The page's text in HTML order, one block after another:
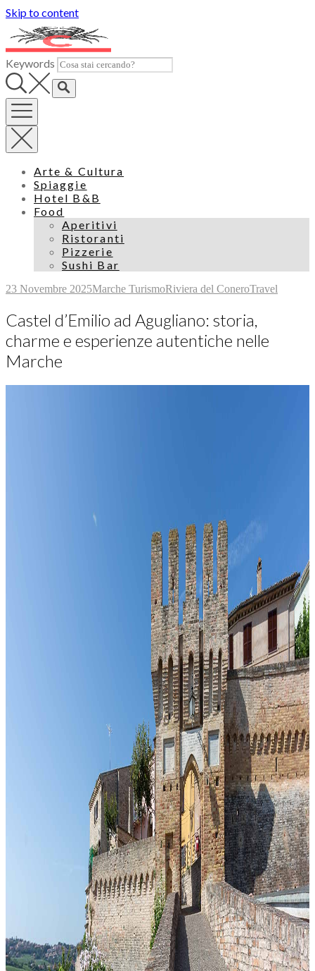
Skip to content
Keywords
Arte & Cultura
Spiaggie
Hotel B&B
Food
Aperitivi
Ristoranti
Pizzerie
Sushi Bar
23 Novembre 2025Marche TurismoRiviera del ConeroTravel
Castel d’Emilio ad Agugliano: storia,
charme e esperienze autentiche nelle
Marche